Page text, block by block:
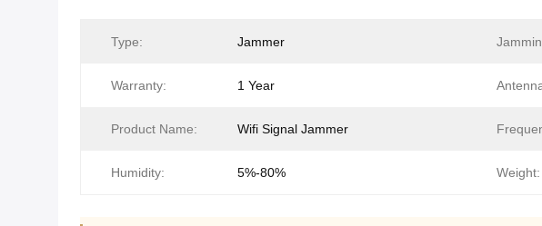
Type: Jammer
Warranty: 1 Year
Product Name: Wifi Signal Jammer
Humidity: 5%-80% Weight: